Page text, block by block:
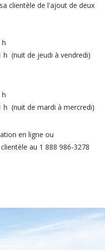
clientèle de l'ajout de deux
h
h (nuit de jeudi à vendredi)
h
h (nuit de mardi à mercredi)
en ligne ou
au 1 888 986-3278